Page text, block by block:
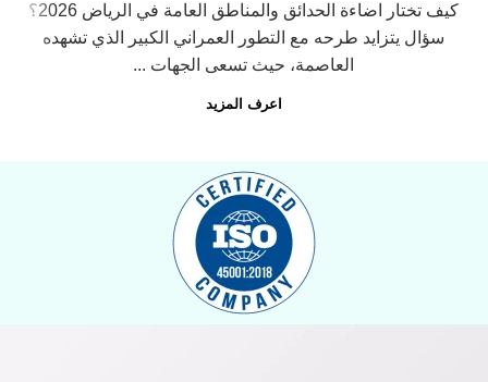
كيف تختار اضاءة الحدائق والمناطق العامة في الرياض 2026؟
سؤال يتزايد طرحه مع التطور العمراني الكبير الذي تشهده
العاصمة، حيث تسعى الجهات ...
اعرف المزيد